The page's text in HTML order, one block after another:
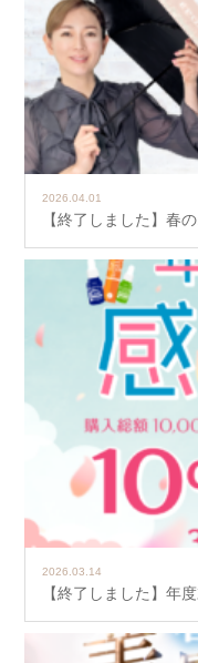
2026.04.01
【終了しました】春
2026.03.14
【終了しました】年